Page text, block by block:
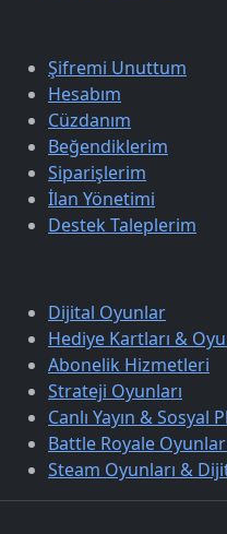
Şifremi Unuttum
Hesabım
Cüzdanım
Beğendiklerim
Siparişlerim
İlan Yönetimi
Destek Taleplerim
Dijital Oyunlar
Hediye Kartları &
Abonelik Hizmetleri
Strateji Oyunları
Canlı Yayın & Sosyal
Battle Royale
Steam Oyunları &